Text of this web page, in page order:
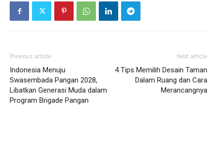
Previous article
Indonesia Menuju
Swasembada Pangan 2028,
Libatkan Generasi Muda dalam
Program Brigade Pangan
Next article
4 Tips Memilih Desain Taman
Dalam Ruang dan Cara
Merancangnya